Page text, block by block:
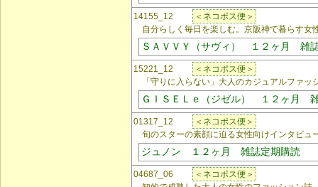
14155_12
＜ネコポス便＞
自分らしく毎日を楽しむ。京阪神で暮らす女
ＳＡＶＶＹ（サヴィ） １２ヶ月 雑
15221_12
＜ネコポス便＞
「守りに入らない」大人のカジュアルファッ
ＧＩＳＥＬｅ（ジゼル） １２ヶ月
01317_12
＜ネコポス便＞
旬のスターの素顔に迫る女性向けインタビュ
ジュノン １２ヶ月 雑誌定期購読
04687_06
＜ネコポス便＞